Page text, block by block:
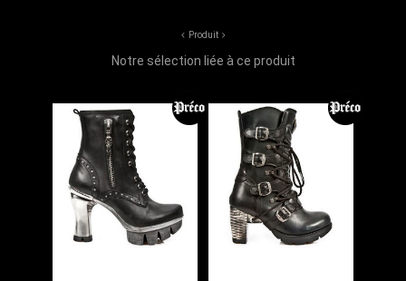
Produit
Notre sélection liée à ce produit